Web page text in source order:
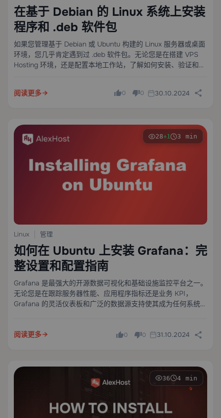
在基于 Debian 的 Linux 系统上安装
程序和 .deb 软件包
如果您管理基于 Debian 或 Ubuntu 构建的 Linux 服务器或桌面
环境，您几乎肯定遇到过 .deb 软件包。无论您是在搭建 VPS
Hosting 环境，还是配置本地工作站，了解如何安装、验证和删
阅读更多
0 0 30.10.2024
28+1 3 min
Linux 管理
如何在 Ubuntu 上安装 Grafana：完
整设置和配置指南
Grafana 是最强大的开源数据可视化和基础设施监控平台之一。
无论您是在跟踪服务器性能、应用程序指标还是业务 KPI，
Grafana 的灵活仪表板和广泛的数据源支持使其成为任何系统管
阅读更多 0 0 31.10.2024
36 4 min